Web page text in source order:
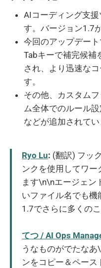
AIコーディング支
す。バージョン1.7
今回のアップデー
Tabキーで補完候補
され、より迅速な
す。
その他、カスタム
ム全体でのルール
などが追加されてい
Ryo Lu: (翻訳) フッ
ンクを使用してワ
ます\n\nエージェン
いファイル名でも
1.7でさらに多くの
てつ / AI Ops
うなものがでたな
ンをコピー＆ペー